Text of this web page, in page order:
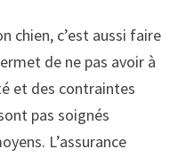
chien, c’est aussi faire
de ne pas avoir à
et des contraintes
pas soignés
L’assurance